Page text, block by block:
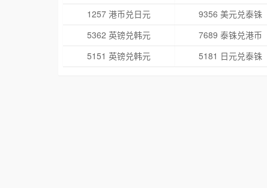
1257 港币兑日元
9356 美元兑泰铢
5362 英镑兑韩元
7689 泰铢兑港币
5151 英镑兑韩元
5181 日元兑泰铢